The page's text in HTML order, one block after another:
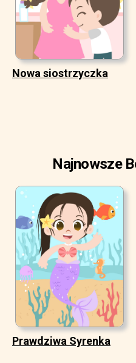
Nowa siostrzyczka
Najnowsze
Prawdziwa Syrenka